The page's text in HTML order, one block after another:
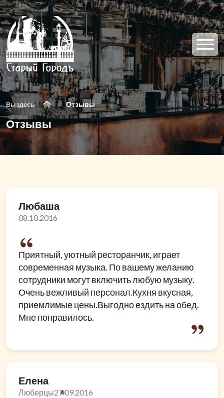
Вы здесь: Отзывы
Отзывы
Любаша
08.10.2016
Приятный, уютный ресторанчик, играет
современная музыка. По вашему желанию
сотрудники могут включить любую музыку.
Очень вежливый персонал.Кухня вкусная,
приемлимые цены.Выгодно ездить на обед.
Мне понравилось.
Елена
Люберцы27.09.2016